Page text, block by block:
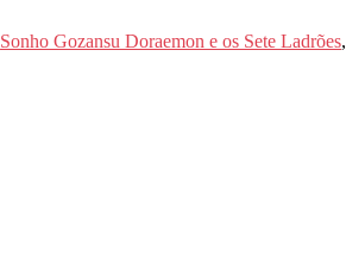
Sonho Gozansu Doraemon e os Sete Ladrões,